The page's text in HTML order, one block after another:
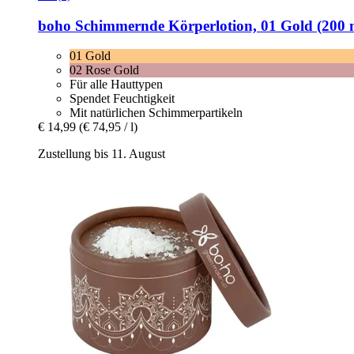
boho Schimmernde Körperlotion, 01 Gold (200
01 Gold
02 Rose Gold
Für alle Hauttypen
Spendet Feuchtigkeit
Mit natürlichen Schimmerpartikeln
€ 14,99 (€ 74,95 / l)
Zustellung bis 11. August